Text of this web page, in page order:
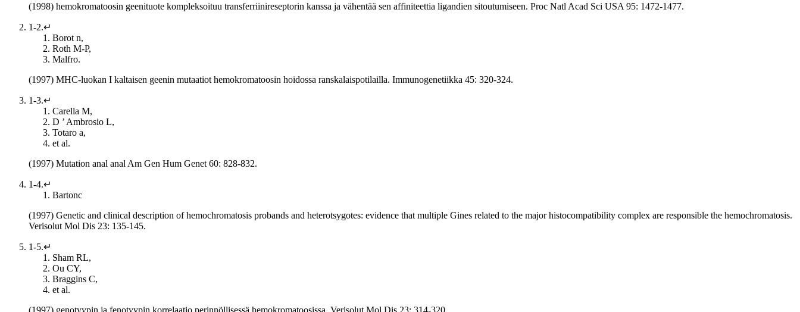
(1998) hemokromatoosin geenituote kompleksoituu transferriinireseptorin kanssa ja vähentää sen affiniteettia ligandien sitoutumiseen. Proc Natl Acad Sci USA 95: 1472-1477.
1-2.↵
Borot n,
Roth M-P,
Malfro.
(1997) MHC-luokan I kaltaisen geenin mutaatiot hemokromatoosin hoidossa ranskalaispotilailla. Immunogenetiikka 45: 320-324.
1-3.↵
Carella M,
D ’ Ambrosio L,
Totaro a,
et al.
(1997) Mutation anal anal Am Gen Hum Genet 60: 828-832.
1-4.↵
Bartonc
(1997) Genetic and clinical description of hemochromatosis probands and heterotsygotes: evidence that multiple Gines related to the major histocompatibility complex are responsible the hemochromatosis.
Verisolut Mol Dis 23: 135-145.
1-5.↵
Sham RL,
Ou CY,
Braggins C,
et al.
(1997) genotyypin ja fenotyypin korrelaatio perinnöllisessä hemokromatoosissa. Verisolut Mol Dis 23: 314-320.